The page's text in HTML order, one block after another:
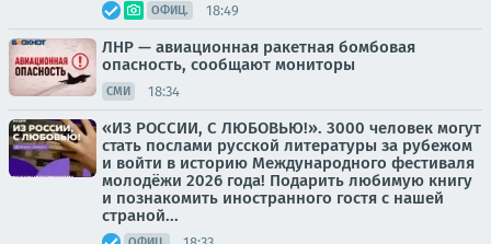
ОФИЦ. 18:49
ЛНР — авиационная ракетная бомбовая
опасность, сообщают мониторы
СМИ 18:34
«ИЗ РОССИИ, С ЛЮБОВЬЮ!». 3000 человек могут
стать послами русской литературы за рубежом
и войти в историю Международного фестиваля
молодёжи 2026 года! Подарить любимую книгу
и познакомить иностранного гостя с нашей
страной...